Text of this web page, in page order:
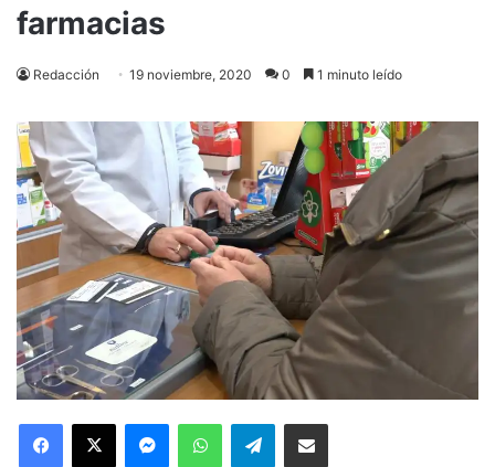
farmacias
Redacción 19 noviembre, 2020 0 1 minuto leído
Facebook
X MessengerWhatsAppTelegramCompartir via Email